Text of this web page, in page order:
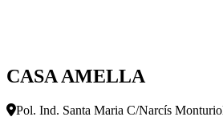
CASA AMELLA
Pol. Ind. Santa Maria C/Narcís